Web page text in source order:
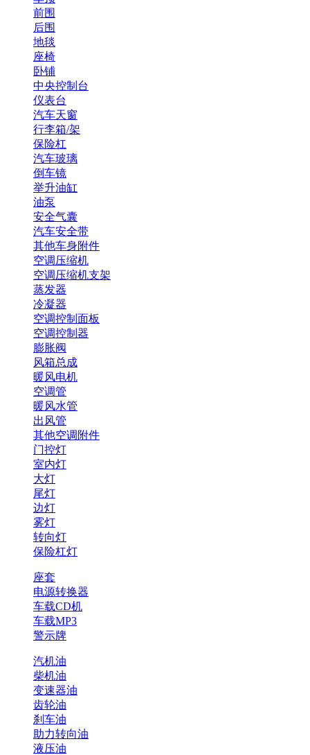
前围
后围
地毯
座椅
卧铺
中央控制台
仪表台
汽车天窗
行李箱/架
保险杠
汽车玻璃
倒车镜
举升油缸
油泵
安全气囊
汽车安全带
其他车身附件
空调压缩机
空调压缩机支架
蒸发器
冷凝器
空调控制面板
空调控制器
膨胀阀
风箱总成
暖风电机
空调管
暖风水管
出风管
其他空调附件
门控灯
室内灯
大灯
尾灯
边灯
雾灯
转向灯
保险杠灯
座套
电源转换器
车载CD机
车载MP3
警示牌
汽机油
柴机油
变速器油
齿轮油
刹车油
助力转向油
液压油